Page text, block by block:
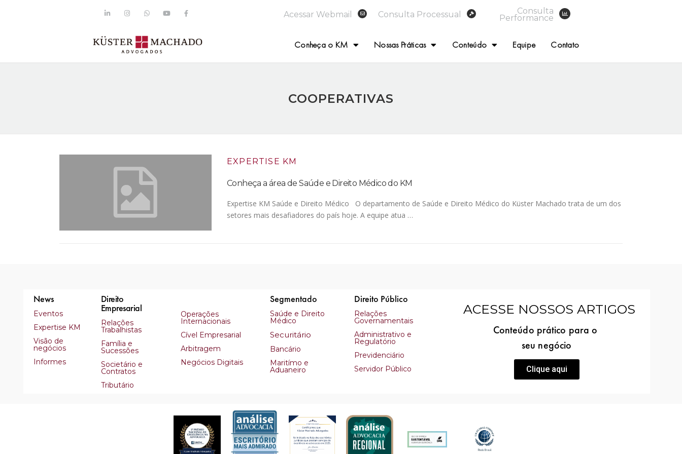
Acessar Webmail Consulta Processual Consulta
Performance
Conheça o KM Nossas Práticas Conteúdo Equipe Contato
COOPERATIVAS
EXPERTISE KM
Conheça a área de Saúde e Direito Médico do KM
Expertise KM Saúde e Direito Médico O departamento de Saúde e Direito Médico do Küster Machado trata de um dos
setores mais desafiadores do país hoje. A equipe atua …
News
Eventos
Expertise KM
Visão de
negócios
Informes
Direito
Empresarial
Relações
Trabalhistas
Família e
Sucessões
Societário e
Contratos
Tributário
Operações
Internacionais
Cível Empresarial
Arbitragem
Negócios Digitais
Segmentado
Saúde e Direito
Médico
Securitário
Bancário
Maritímo e
Aduaneiro
Direito Público
Relações
Governamentais
Administrativo e
Regulatório
Previdenciário
Servidor Público
ACESSE NOSSOS ARTIGOS
Conteúdo prático para o
seu negócio
Clique aqui